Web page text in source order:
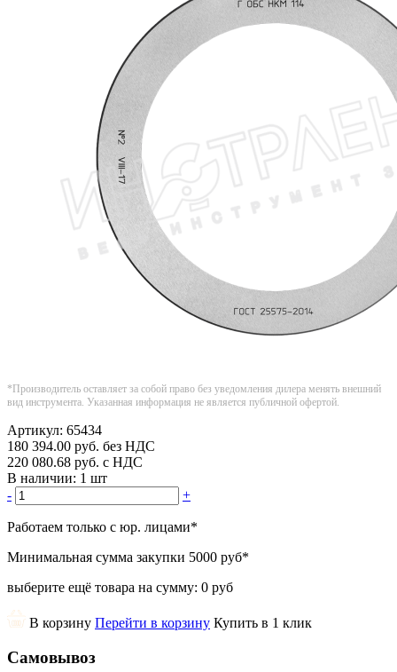
*Производитель оставляет за собой право без уведомления дилера менять внешний
вид инструмента. Указанная информация не является публичной офертой.
Артикул: 65434
180 394.00 руб. без НДС
220 080.68 руб. с НДС
В наличии: 1 шт
-
+
Работаем только с юр. лицами*
Минимальная сумма закупки 5000 руб*
выберите ещё товара на сумму: 0 руб
В корзину Перейти в корзину Купить в 1 клик
Самовывоз